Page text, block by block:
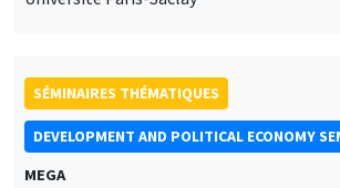
SÉMINAIRES THÉMATIQUES
DEVELOPMENT AND POLITICAL ECONOMY